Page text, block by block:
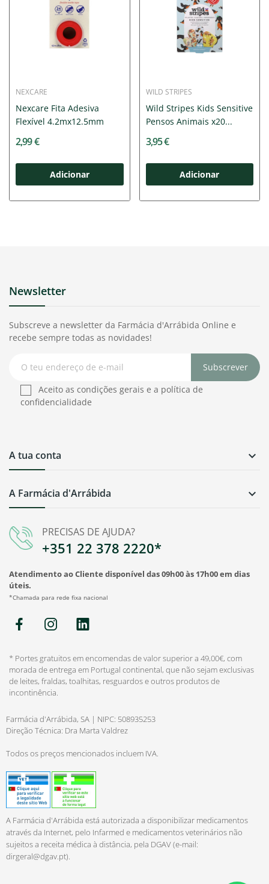
NEXCARE
Nexcare Fita Adesiva
Flexível 4.2mx12.5mm
2,99 €
Adicionar
WILD STRIPES
Wild Stripes Kids Sensitive
Pensos Animais x20...
3,95 €
Adicionar
PRECISAS DE AJUDA?
+351 22 378 2220*
Atendimento ao Cliente disponível das 09h00 às 17h00 em dias
úteis.
*Chamada para rede fixa nacional
A Farmácia d'Arrábida 
A tua conta 
Newsletter
Subscreve a newsletter da Farmácia d'Arrábida Online e
recebe sempre todas as novidades!
Subscrever
Aceito as condições gerais e a política de
confidencialidade
* Portes gratuitos em encomendas de valor superior a 49,00€, com
morada de entrega em Portugal continental, que não sejam exclusivas
de leites, fraldas, toalhitas, resguardos e outros produtos de
incontinência.
Farmácia d'Arrábida, SA | NIPC: 508935253
Direção Técnica: Dra Marta Valdrez
Todos os preços mencionados incluem IVA.
A Farmácia d'Arrábida está autorizada a disponibilizar medicamentos
através da Internet, pelo Infarmed e medicamentos veterinários não
sujeitos a receita médica à distância, pela DGAV (e-mail:
dirgeral@dgav.pt).